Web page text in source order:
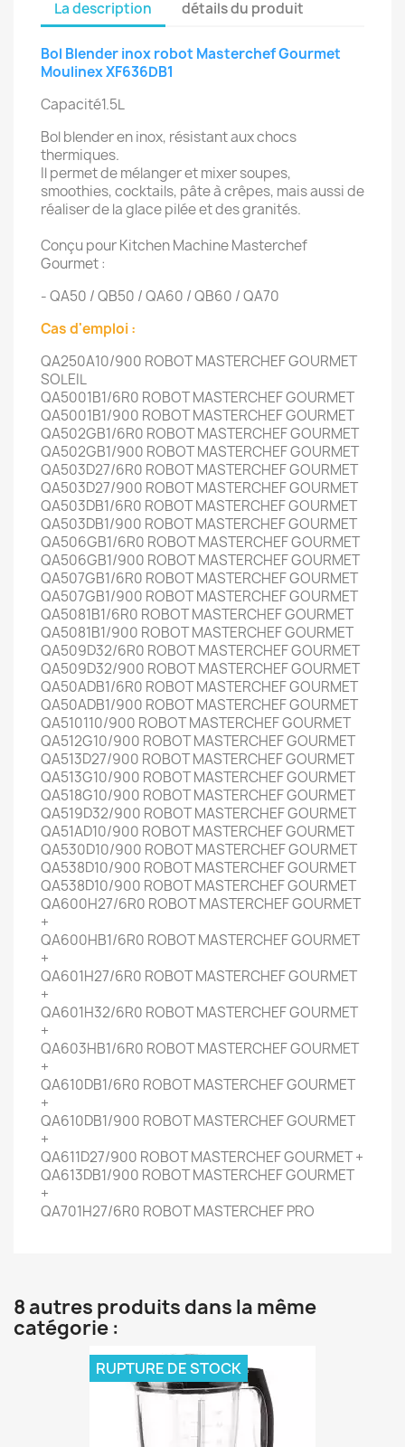
La description détails du produit
Bol Blender inox robot Masterchef Gourmet
Moulinex XF636DB1
Capacité1.5L
Bol blender en inox, résistant aux chocs
thermiques.
Il permet de mélanger et mixer soupes,
smoothies, cocktails, pâte à crêpes, mais aussi de
réaliser de la glace pilée et des granités.
Conçu pour Kitchen Machine Masterchef
Gourmet :
- QA50 / QB50 / QA60 / QB60 / QA70
Cas d'emploi :
QA250A10/900 ROBOT MASTERCHEF GOURMET
SOLEIL
QA5001B1/6R0 ROBOT MASTERCHEF GOURMET
QA5001B1/900 ROBOT MASTERCHEF GOURMET
QA502GB1/6R0 ROBOT MASTERCHEF GOURMET
QA502GB1/900 ROBOT MASTERCHEF GOURMET
QA503D27/6R0 ROBOT MASTERCHEF GOURMET
QA503D27/900 ROBOT MASTERCHEF GOURMET
QA503DB1/6R0 ROBOT MASTERCHEF GOURMET
QA503DB1/900 ROBOT MASTERCHEF GOURMET
QA506GB1/6R0 ROBOT MASTERCHEF GOURMET
QA506GB1/900 ROBOT MASTERCHEF GOURMET
QA507GB1/6R0 ROBOT MASTERCHEF GOURMET
QA507GB1/900 ROBOT MASTERCHEF GOURMET
QA5081B1/6R0 ROBOT MASTERCHEF GOURMET
QA5081B1/900 ROBOT MASTERCHEF GOURMET
QA509D32/6R0 ROBOT MASTERCHEF GOURMET
QA509D32/900 ROBOT MASTERCHEF GOURMET
QA50ADB1/6R0 ROBOT MASTERCHEF GOURMET
QA50ADB1/900 ROBOT MASTERCHEF GOURMET
QA510110/900 ROBOT MASTERCHEF GOURMET
QA512G10/900 ROBOT MASTERCHEF GOURMET
QA513D27/900 ROBOT MASTERCHEF GOURMET
QA513G10/900 ROBOT MASTERCHEF GOURMET
QA518G10/900 ROBOT MASTERCHEF GOURMET
QA519D32/900 ROBOT MASTERCHEF GOURMET
QA51AD10/900 ROBOT MASTERCHEF GOURMET
QA530D10/900 ROBOT MASTERCHEF GOURMET
QA538D10/900 ROBOT MASTERCHEF GOURMET
QA538D10/900 ROBOT MASTERCHEF GOURMET
QA600H27/6R0 ROBOT MASTERCHEF GOURMET
+
QA600HB1/6R0 ROBOT MASTERCHEF GOURMET
+
QA601H27/6R0 ROBOT MASTERCHEF GOURMET
+
QA601H32/6R0 ROBOT MASTERCHEF GOURMET
+
QA603HB1/6R0 ROBOT MASTERCHEF GOURMET
+
QA610DB1/6R0 ROBOT MASTERCHEF GOURMET
+
QA610DB1/900 ROBOT MASTERCHEF GOURMET
+
QA611D27/900 ROBOT MASTERCHEF GOURMET +
QA613DB1/900 ROBOT MASTERCHEF GOURMET
+
QA701H27/6R0 ROBOT MASTERCHEF PRO
8 autres produits dans la même
catégorie :
RUPTURE DE STOCK